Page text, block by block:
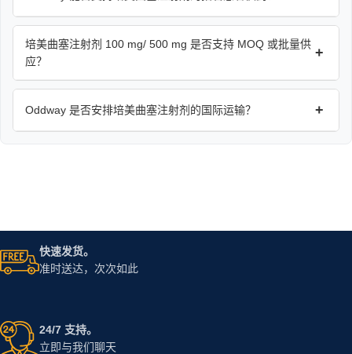
培美曲塞注射剂 100 mg/ 500 mg 是否支持 MOQ 或批量供
应？
+
Oddway 是否安排培美曲塞注射剂的国际运输？ +
快速发货。
准时送达，次次如此
24/7 支持。
立即与我们聊天